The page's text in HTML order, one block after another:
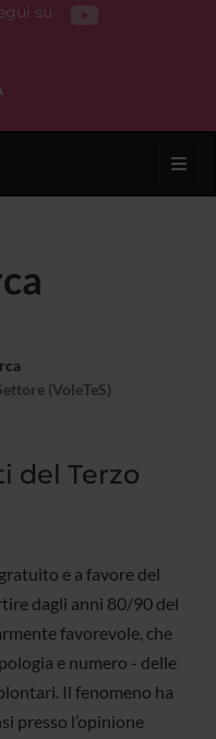
su
(VoleTeS)
del Terzo
e a favore del
dagli anni 80/90 del
favorevole, che
e numero - delle
Il fenomeno ha
presso l’opinione